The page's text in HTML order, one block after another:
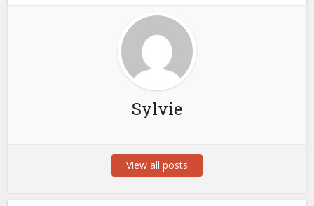
Sylvie
View all posts